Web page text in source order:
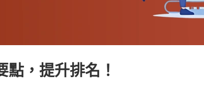
，提升排名！